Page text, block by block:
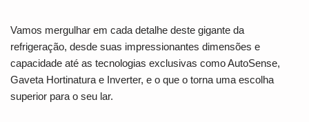
Vamos mergulhar em cada detalhe deste gigante da
refrigeração, desde suas impressionantes dimensões e
capacidade até as tecnologias exclusivas como AutoSense,
Gaveta Hortinatura e Inverter, e o que o torna uma escolha
superior para o seu lar.